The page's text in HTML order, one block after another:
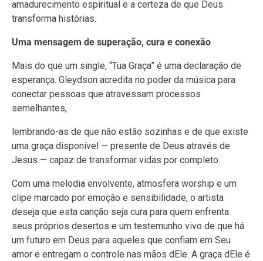
amadurecimento espiritual e a certeza de que Deus
transforma histórias.
Uma mensagem de superação, cura e conexão
Mais do que um single, “Tua Graça” é uma declaração de
esperança. Gleydson acredita no poder da música para
conectar pessoas que atravessam processos
semelhantes,
lembrando-as de que não estão sozinhas e de que existe
uma graça disponível — presente de Deus através de
Jesus — capaz de transformar vidas por completo.
Com uma melodia envolvente, atmosfera worship e um
clipe marcado por emoção e sensibilidade, o artista
deseja que esta canção seja cura para quem enfrenta
seus próprios desertos e um testemunho vivo de que há
um futuro em Deus para aqueles que confiam em Seu
amor e entregam o controle nas mãos dEle. A graça dEle é